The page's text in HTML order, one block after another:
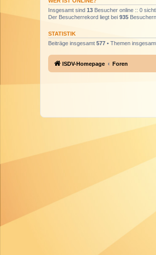
Insgesamt sind 13 Besucher online :: 0
Der Besucherrekord liegt bei 935
STATISTIK
Beiträge insgesamt 577 • Themen
ISDV-Homepage Foren